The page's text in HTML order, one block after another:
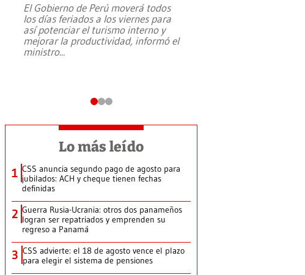
El Gobierno de Perú moverá todos
los días feriados a los viernes para
así potenciar el turismo interno y
mejorar la productividad, informó el
ministro...
Lo más leído
1 CSS anuncia segundo pago de agosto para
jubilados: ACH y cheque tienen fechas
definidas
2 Guerra Rusia-Ucrania: otros dos panameños
logran ser repatriados y emprenden su
regreso a Panamá
3 CSS advierte: el 18 de agosto vence el plazo
para elegir el sistema de pensiones